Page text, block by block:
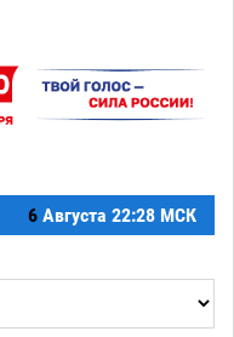
6 Августа 22:28 МСК